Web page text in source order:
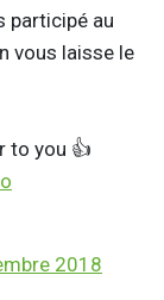
participé au
vous laisse le
to you 👍
2018